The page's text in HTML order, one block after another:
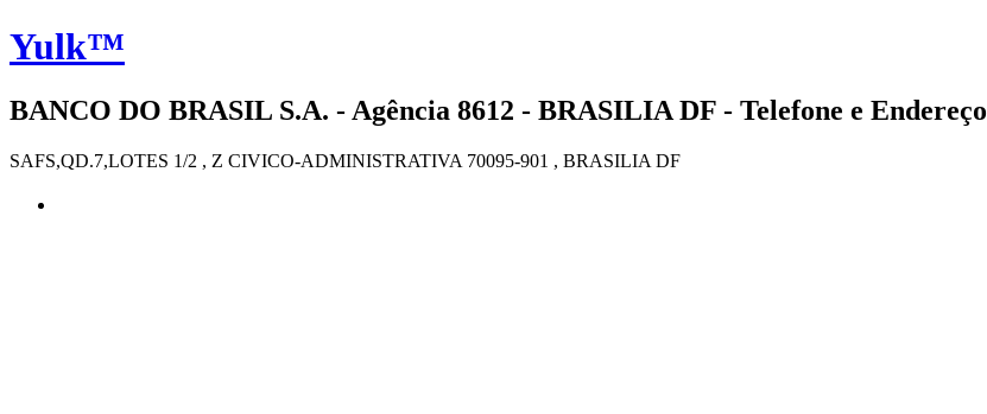
Yulk™
BANCO DO BRASIL S.A. - Agência 8612 - BRASILIA DF - Telefone e Endereço
SAFS,QD.7,LOTES 1/2 , Z CIVICO-ADMINISTRATIVA 70095-901 , BRASILIA DF